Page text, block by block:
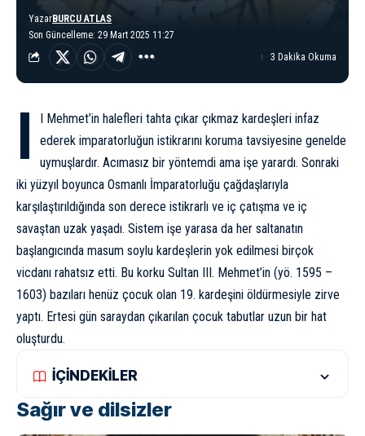
Son Güncelleme: 29 Mart 2025 11:27
YazarBURCU ATLAS
3 Dakika Okuma
I
I Mehmet’in halefleri tahta çıkar çıkmaz kardeşleri infaz
ederek imparatorluğun istikrarını koruma tavsiyesine genelde
uymuşlardır. Acımasız bir yöntemdi ama işe yarardı. Sonraki
iki yüzyıl boyunca Osmanlı İmparatorluğu çağdaşlarıyla
karşılaştırıldığında son derece istikrarlı ve iç çatışma ve iç
savaştan uzak yaşadı. Sistem işe yarasa da her saltanatın
başlangıcında masum soylu kardeşlerin yok edilmesi birçok
vicdanı rahatsız etti. Bu korku Sultan III. Mehmet’in (yö. 1595 –
1603) bazıları henüz çocuk olan 19. kardeşini öldürmesiyle zirve
yaptı. Ertesi gün saraydan çıkarılan çocuk tabutlar uzun bir hat
oluşturdu.
İÇİNDEKİLER
Sağır ve dilsizler